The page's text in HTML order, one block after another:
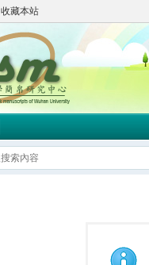
收藏本站